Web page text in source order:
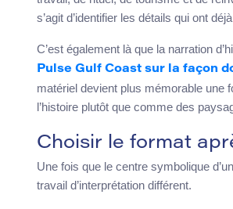
s’agit d’identifier les détails qui ont
C’est également là que la narration
Pulse Gulf Coast sur la façon
matériel devient plus mémorable une
l’histoire plutôt que comme des
Choisir le format
Une fois que le centre symbolique
travail d’interprétation différent.